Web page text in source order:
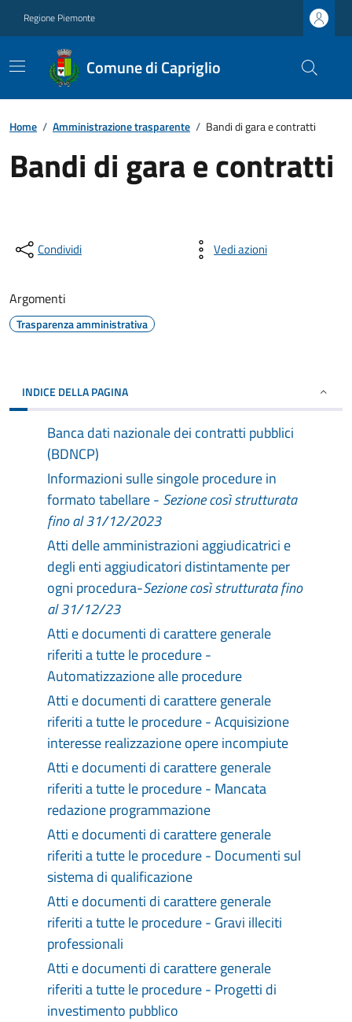
Regione Piemonte
Comune di Capriglio
Home / Amministrazione trasparente / Bandi di gara e contratti
Bandi di gara e contratti
Condividi Vedi azioni
Argomenti
Trasparenza amministrativa
INDICE DELLA PAGINA
Banca dati nazionale dei contratti pubblici
(BDNCP)
Informazioni sulle singole procedure in
formato tabellare - Sezione così strutturata
fino al 31/12/2023
Atti delle amministrazioni aggiudicatrici e
degli enti aggiudicatori distintamente per
ogni procedura-Sezione così strutturata fino
al 31/12/23
Atti e documenti di carattere generale
riferiti a tutte le procedure -
Automatizzazione alle procedure
Atti e documenti di carattere generale
riferiti a tutte le procedure - Acquisizione
interesse realizzazione opere incompiute
Atti e documenti di carattere generale
riferiti a tutte le procedure - Mancata
redazione programmazione
Atti e documenti di carattere generale
riferiti a tutte le procedure - Documenti sul
sistema di qualificazione
Atti e documenti di carattere generale
riferiti a tutte le procedure - Gravi illeciti
professionali
Atti e documenti di carattere generale
riferiti a tutte le procedure - Progetti di
investimento pubblico